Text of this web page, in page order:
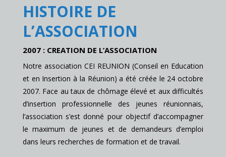
HISTOIRE DE
L’ASSOCIATION
2007 : CREATION DE L’ASSOCIATION
Notre association CEI REUNION (Conseil en Education
et en Insertion à la Réunion) a été créée le 24 octobre
2007. Face au taux de chômage élevé et aux difficultés
d’insertion professionnelle des jeunes réunionnais,
l’association s’est donné pour objectif d’accompagner
le maximum de jeunes et de demandeurs d’emploi
dans leurs recherches de formation et de travail.